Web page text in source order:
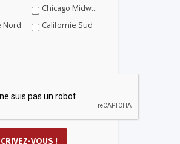
Chicago Midwest
Nord
Californie Sud